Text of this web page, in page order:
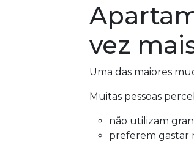
vez
Uma das maiores
Muitas pessoas
não utilizam
preferem gastar